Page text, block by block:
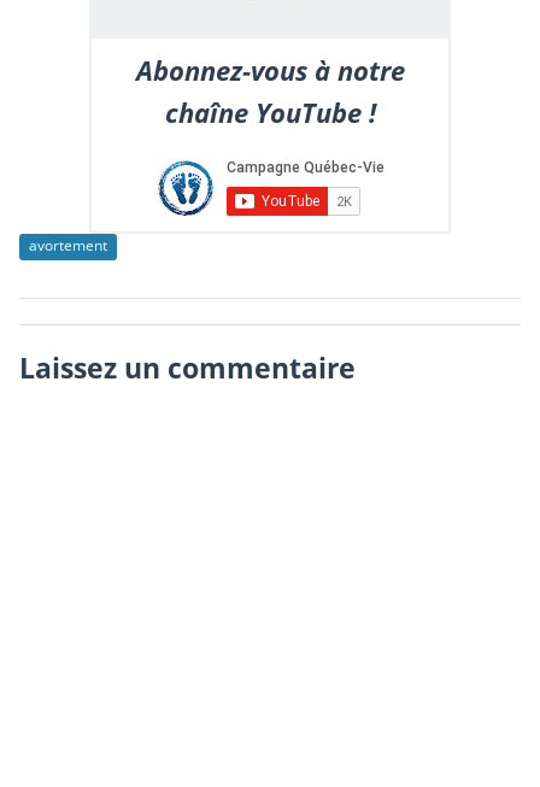
Abonnez-vous à notre
chaîne YouTube !
avortement
Laissez un commentaire